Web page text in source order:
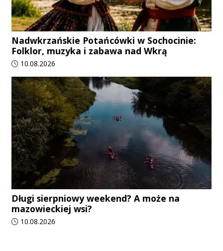
Nadwkrzańskie Potańcówki w Sochocinie:
Folklor, muzyka i zabawa nad Wkrą
Data dodania artykułu:
10.08.2026
Długi sierpniowy weekend? A może na
mazowieckiej wsi?
Data dodania artykułu:
10.08.2026